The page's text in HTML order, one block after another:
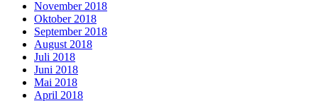
November 2018
Oktober 2018
September 2018
August 2018
Juli 2018
Juni 2018
Mai 2018
April 2018